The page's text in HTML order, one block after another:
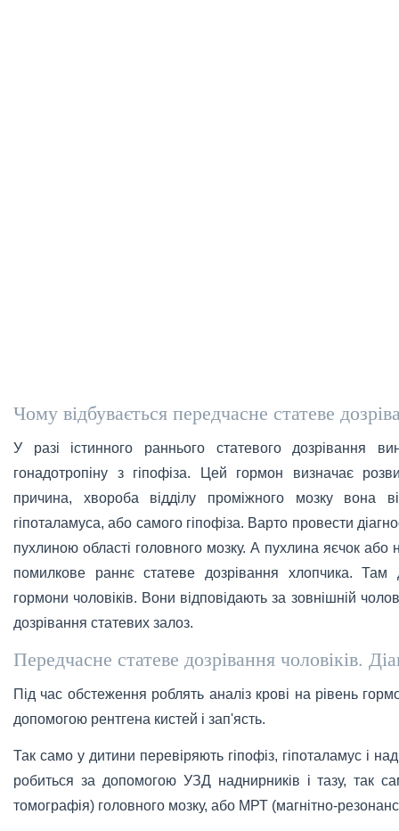
Чому відбувається передчасне статеве
У разі істинного раннього статевого дозрівання
гонадотропіну з гіпофіза. Цей гормон визначає
причина, хвороба відділу проміжного мозку вона
гіпоталамуса, або самого гіпофіза. Варто провести
пухлиною області головного мозку. А пухлина яєчок або
помилкове раннє статеве дозрівання хлопчика. Там
гормони чоловіків. Вони відповідають за зовнішній
дозрівання статевих залоз.
Передчасне статеве дозрівання чоловіків.
Під час обстеження роблять аналіз крові на рівень
допомогою рентгена кистей і зап'ясть.
Так само у дитини перевіряють гіпофіз, гіпоталамус і
робиться за допомогою УЗД наднирників і тазу, так
томографія) головного мозку, або МРТ (магнітно-